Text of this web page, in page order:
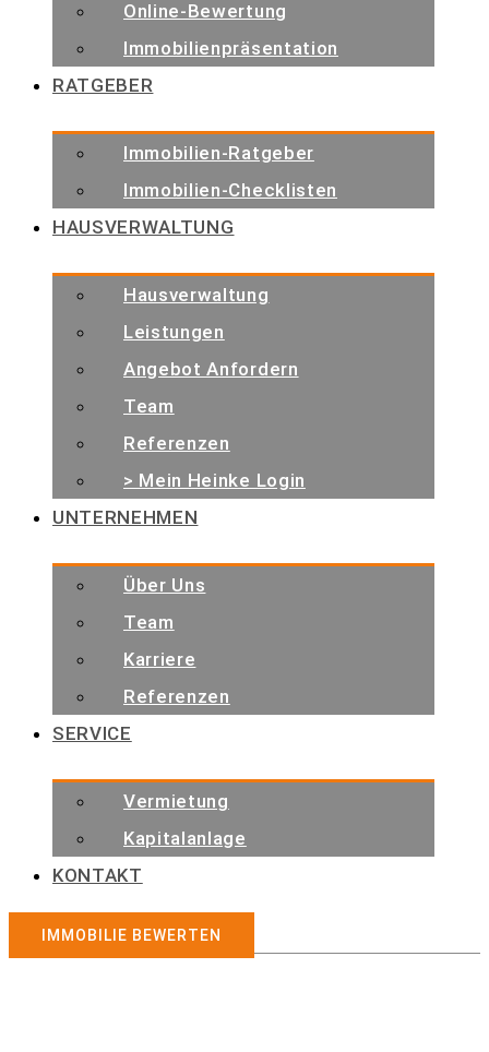
Online-Bewertung
Immobilienpräsentation
RATGEBER
Immobilien-Ratgeber
Immobilien-Checklisten
HAUSVERWALTUNG
Hausverwaltung
Leistungen
Angebot Anfordern
Team
Referenzen
> Mein Heinke Login
UNTERNEHMEN
Über Uns
Team
Karriere
Referenzen
SERVICE
Vermietung
Kapitalanlage
KONTAKT
IMMOBILIE BEWERTEN